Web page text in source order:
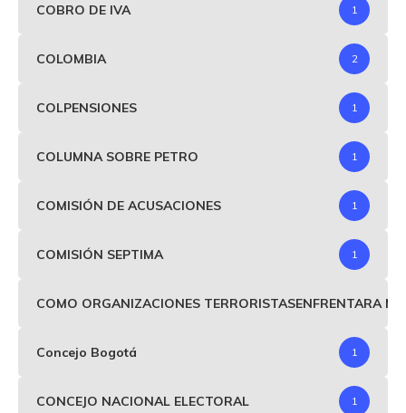
COBRO DE IVA 1
COLOMBIA 2
COLPENSIONES 1
COLUMNA SOBRE PETRO 1
COMISIÓN DE ACUSACIONES 1
COMISIÓN SEPTIMA 1
COMO ORGANIZACIONES TERRORISTASENFRENTARA
Concejo Bogotá 1
CONCEJO NACIONAL ELECTORAL 1